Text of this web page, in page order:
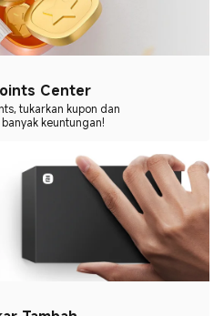
Center
tukarkan kupon dan
keuntungan!